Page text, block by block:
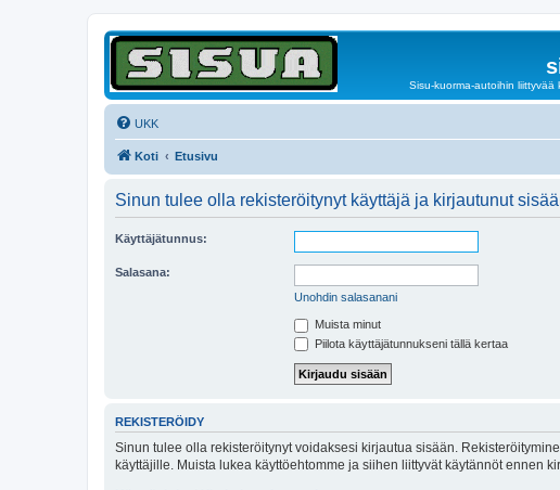
Sisu-kuorma-autoihin
UKK
Koti Etusivu
Sinun tulee olla rekisteröitynyt käyttäjä ja kirjautunut
Käyttäjätunnus:
Salasana:
Unohdin salasanani
Muista minut
Piilota käyttäjätunnukseni tällä kertaa
REKISTERÖIDY
Sinun tulee olla rekisteröitynyt voidaksesi kirjautua sisään.
käyttäjille. Muista lukea käyttöehtomme ja siihen liittyvät käytännöt ennen